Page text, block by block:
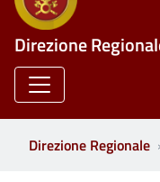
Direzione
Direzione Regionale